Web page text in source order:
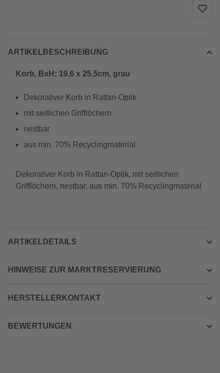
ARTIKELBESCHREIBUNG
Korb, BxH: 19,6 x 25,5cm, grau
Dekorativer Korb in Rattan-Optik
mit seitlichen Grifflöchern
nestbar
aus min. 70% Recyclingmaterial
Dekorativer Korb in Rattan-Optik, mit seitlichen
Grifflöchern, nestbar, aus min. 70% Recyclingmaterial
ARTIKELDETAILS
HINWEISE ZUR MARKTRESERVIERUNG
HERSTELLERKONTAKT
BEWERTUNGEN